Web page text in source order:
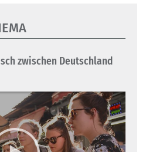
zwischen Deutschland